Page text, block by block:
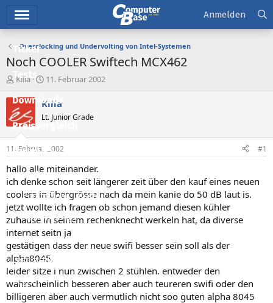
Ticker
Tests
Downloads
Preisvergleich
Forum
Aktuelles
Empfohlene Inhalte
Neue Beiträge
Neueste Aktivitäten
Leserartikel
Regeln
Anmelden
Overclocking und Undervolting von Intel-Systemen
Noch COOLER Swiftech MCX462
E
s
t
e
e
r
Killa
E
s
e
t
a
11. Februar 2002
Killa
Lt. Junior Grade
11. Februar 2002 #1
hallo alle miteinander.
ich denke schon seit längerer zeit über den kauf eines neuen
coolers in übergrösse nach da mein kanie do 50 dB laut is.
jetzt wollte ich fragen ob schon jemand diesen kühler
zuhause in seinem rechenknecht werkeln hat, da diverse
internet seitn ja
gestätigen dass der neue swifi besser sein soll als der
alpha8045.
leider sitze i nun zwischen 2 stühlen. entweder den
wahrscheinlich besseren aber auch teureren swifi oder den
billigeren aber auch vermutlich nicht soo guten alpha 8045